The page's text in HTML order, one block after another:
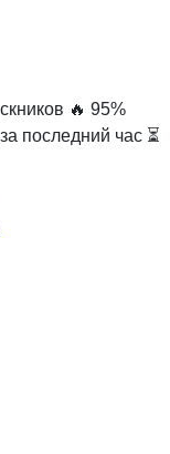
🔥 95%
последний час ⏳